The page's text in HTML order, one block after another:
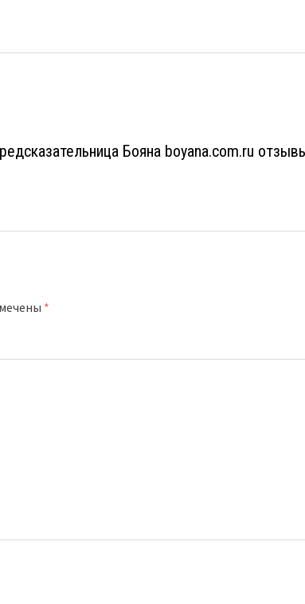
Бояна boyana.com.ru
*